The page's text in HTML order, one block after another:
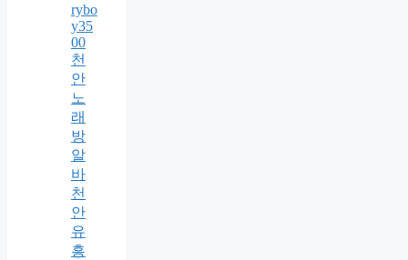
rybo
y35
00
천
안
노
래
방
알
바
천
안
유
흥